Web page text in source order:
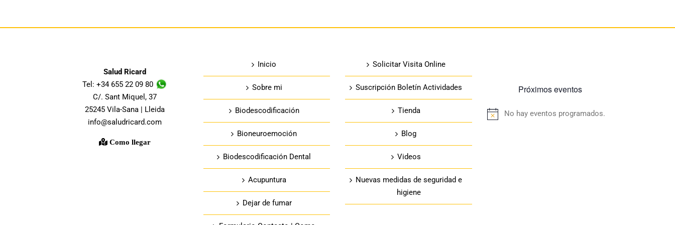
Salud Ricard
Tel: +34 655 22 09 80
C/. Sant Miquel, 37
25245 Vila-Sana | Lleida
info@saludricard.com
Como llegar
Inicio
Sobre mi
Biodescodificación
Bioneuroemoción
Biodescodificación Dental
Acupuntura
Dejar de fumar
Solicitar Visita Online
Suscripción Boletín Actividades
Tienda
Blog
Videos
Nuevas medidas de seguridad e
higiene
Próximos eventos
Aviso
No hay eventos programados.